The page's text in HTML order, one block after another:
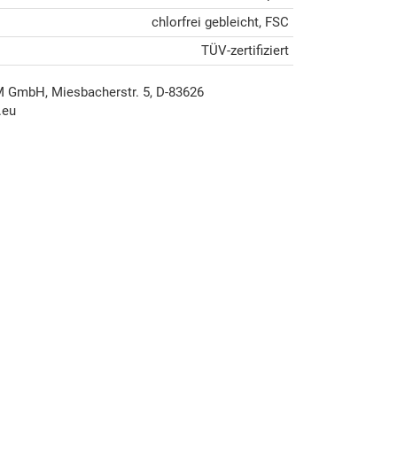
chlorfrei gebleicht, FSC
TÜV-zertifiziert
GmbH, Miesbacherstr. 5, D-83626